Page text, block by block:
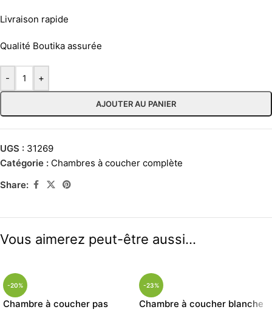
Livraison rapide
Qualité Boutika assurée
- +
AJOUTER AU PANIER
UGS : 31269
Catégorie : Chambres à coucher complète
Share:
Vous aimerez peut-être aussi…
-20%
Chambre à coucher pas
-23%
Chambre à coucher blanche